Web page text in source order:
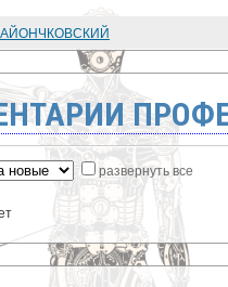
развернуть все